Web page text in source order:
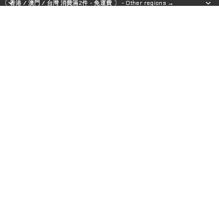
〔 香港 / 澳門 / 台灣 消費滿2件 - 免運費 〕 - Other regions →
〔 香港 / 澳門 / 台灣 消費滿2件 - 免運費 〕 - Other regions →